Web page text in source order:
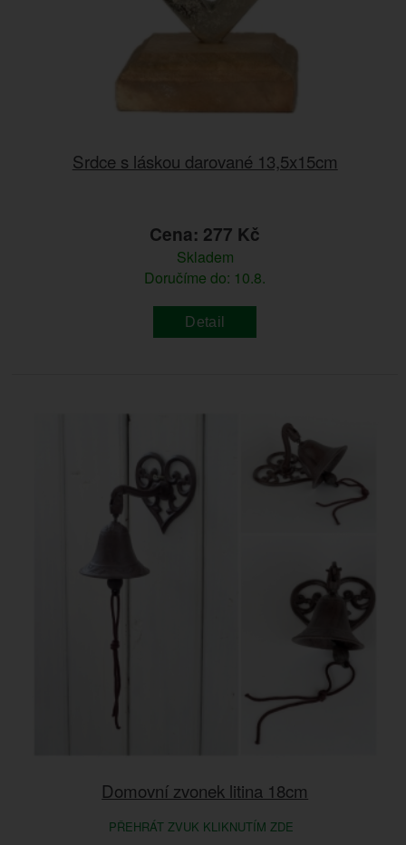
Srdce s láskou darované 13,5x15cm
Cena: 277 Kč
Skladem
Doručíme do: 10.8.
Detail
Domovní zvonek litina 18cm
PŘEHRÁT ZVUK KLIKNUTÍM ZDE